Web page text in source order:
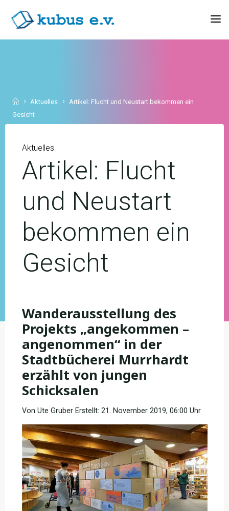
content
HomeAktuelles
Artikel: Flucht und Neustart bekommen ein
Gesicht
Aktuelles
Artikel: Flucht
und Neustart
bekommen ein
Gesicht
Wanderausstellung des
Projekts „angekommen –
angenommen“ in der
Stadtbücherei Murrhardt
erzählt von jungen
Schicksalen
Von Ute Gruber Erstellt: 21. November 2019, 06:00 Uhr